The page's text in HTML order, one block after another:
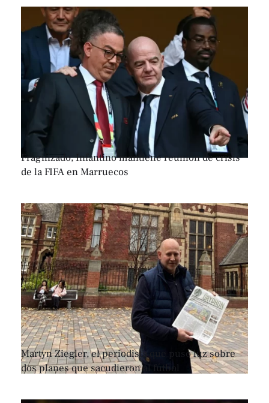
Fragilizado, Infantino mantiene reunión de crisis
de la FIFA en Marruecos
Martyn Ziegler, el periodista que puso luz sobre
dos planes que sacudieron al fútbol